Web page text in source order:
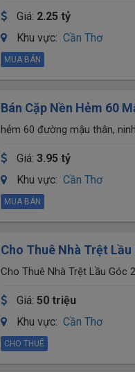
Giá: 2.25 tỷ
Khu vực: Cần Thơ
MUA BÁN
Bán Cặp Nền Hẻm 60
Lotte Mart – Tặng Nhà
hẻm 60 đường mậu thân,
Giá: 3.95 tỷ
Khu vực: Cần Thơ
MUA BÁN
Cho Thuê Nhà Trệt
Tích, P.Ninh Kiều,
Cho Thuê Nhà Trệt Lầu Góc
Giá: 50 triệu
Khu vực: Cần Thơ
CHO THUÊ